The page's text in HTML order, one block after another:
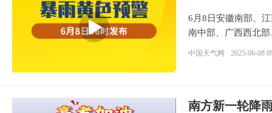
6月8日安徽南部、
南中部、广西西北
中国天气网 2025-06-08
南方新一轮降